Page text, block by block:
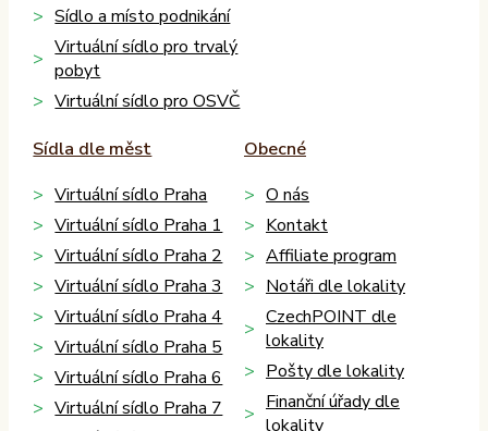
Sídlo a místo podnikání
Virtuální sídlo pro trvalý
pobyt
Virtuální sídlo pro OSVČ
Sídla dle měst
Virtuální sídlo Praha
Virtuální sídlo Praha 1
Virtuální sídlo Praha 2
Virtuální sídlo Praha 3
Virtuální sídlo Praha 4
Virtuální sídlo Praha 5
Virtuální sídlo Praha 6
Virtuální sídlo Praha 7
Obecné
O nás
Kontakt
Affiliate program
Notáři dle lokality
CzechPOINT dle
lokality
Pošty dle lokality
Finanční úřady dle
lokality